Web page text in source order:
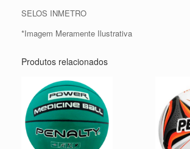
SELOS INMETRO
*Imagem Meramente Ilustrativa
Produtos relacionados